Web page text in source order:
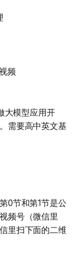
频
大模型应用开
需要高中英文基
0节和第1节是公
频号（微信里
里扫下面的二维